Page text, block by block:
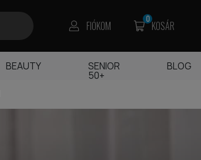
FIÓKOM KOSÁR
0
BEAUTY SENIOR
50+
BLOG